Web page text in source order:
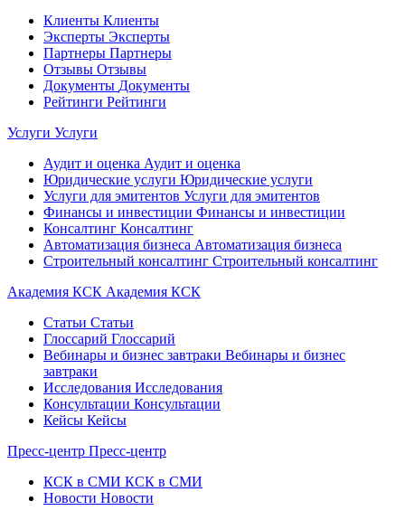
Клиенты Клиенты
Эксперты Эксперты
Партнеры Партнеры
Отзывы Отзывы
Документы Документы
Рейтинги Рейтинги
Услуги Услуги
Аудит и оценка Аудит и оценка
Юридические услуги Юридические услуги
Услуги для эмитентов Услуги для эмитентов
Финансы и инвестиции Финансы и инвестиции
Консалтинг Консалтинг
Автоматизация бизнеса Автоматизация бизнеса
Строительный консалтинг Строительный консалтинг
Академия КСК Академия КСК
Статьи Статьи
Глоссарий Глоссарий
Вебинары и бизнес завтраки Вебинары и бизнес
завтраки
Исследования Исследования
Консультации Консультации
Кейсы Кейсы
Пресс-центр Пресс-центр
КСК в СМИ КСК в СМИ
Новости Новости